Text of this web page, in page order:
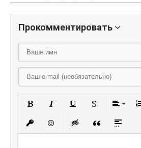
Прокомментировать
Полужирный
Курсив
Вставить защищенную
Вставить смайлик
ВставкаВставка